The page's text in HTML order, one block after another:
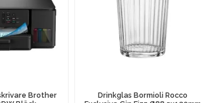
Brother
Drinkglas Bormioli Rocco